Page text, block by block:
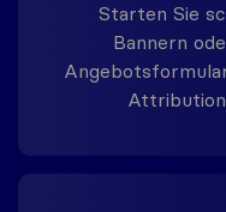
Starten Sie
Bannern